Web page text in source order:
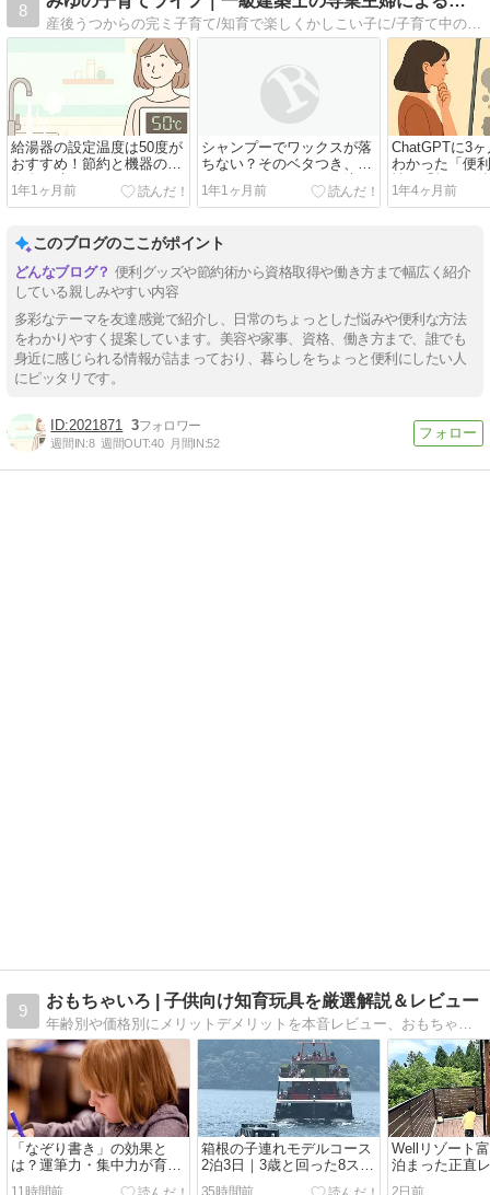
8
産後うつからの完ミ子育て/知育で楽しくかしこい子に/子育て中の美容/建築士ママのマイホーム/体験談やノウハウを全て紹介しています。
給湯器の設定温度は50度が
おすすめ！節約と機器の長
寿命を叶えるコツ
1年1ヶ月前
シャンプーでワックスが落
ちない？そのベタつき、ク
レンジングオイルで解決！
1年1ヶ月前
ChatGPTに3
わかった「便
性」「怒り」
1年4ヶ月前
このブログのここがポイント
便利グッズや節約術から資格取得や働き方まで幅広く紹介
している親しみやすい内容
多彩なテーマを友達感覚で紹介し、日常のちょっとした悩みや便利な方法
をわかりやすく提案しています。美容や家事、資格、働き方まで、誰でも
身近に感じられる情報が詰まっており、暮らしをちょっと便利にしたい人
にピッタリです。
2021871 3
週間IN:8 週間OUT:40 月間IN:52
9
おもちゃいろ | 子供向け知育玩具を厳選解説＆レビュー
年齢別や価格別にメリットデメリットを本音レビュー、おもちゃ選びの悩み解決するブログです！0歳〜6歳までの知育おもちゃ・玩具でどんなものを買ったら喜ぶか悩んでいる方はぜひ読んでみてください！
「なぞり書き」の効果と
は？運筆力・集中力が育つ
理由と何歳から始める？
11時間前
箱根の子連れモデルコース
2泊3日｜3歳と回った8スポ
ット、当たりと外れを正直
35時間前
Wellリゾート
泊まった正直
日2組の一棟
2日前